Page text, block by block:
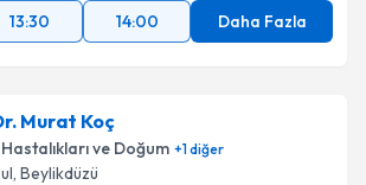
13:30 14:00 Daha Fazla
Murat Koç
Hastalıkları ve Doğum +1diğer
, Beylikdüzü